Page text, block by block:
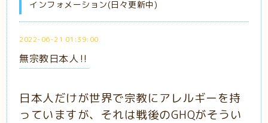
インフォメーション(日々更新中)
2022-06-21 01:39:00
無宗教日本人‼️
日本人だけが世界で宗教にアレルギーを持
っていますが、それは戦後のGHQがそうい